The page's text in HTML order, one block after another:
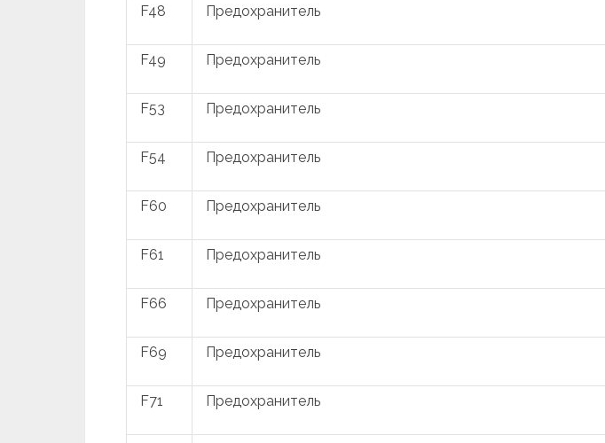
F48 Предохранитель
F49 Предохранитель
F53 Предохранитель
F54 Предохранитель
F60 Предохранитель
F61 Предохранитель
F66 Предохранитель
F69 Предохранитель
F71 Предохранитель